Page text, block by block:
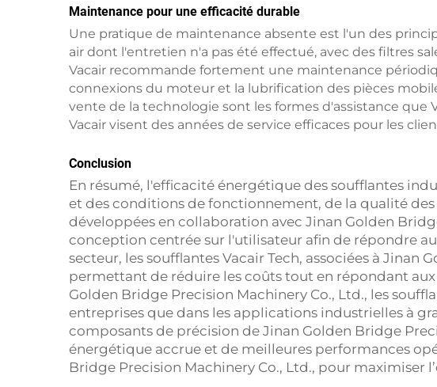
Maintenance pour une efficacité durable
Une pratique de maintenance absente est l'un des
air dont l'entretien n'a pas été effectué, avec des filtres
Vacair recommande fortement une maintenance
connexions du moteur et la lubrification des pièces
vente de la technologie sont les formes d'assistance que
Vacair visent des années de service efficaces pour les
Conclusion
En résumé, l'efficacité énergétique des soufflantes
et des conditions de fonctionnement, de la qualité
développées en collaboration avec Jinan Golden
conception centrée sur l'utilisateur afin de répondre
secteur, les soufflantes Vacair Tech, associées à
permettant de réduire les coûts tout en répondant
Golden Bridge Precision Machinery Co., Ltd., les
entreprises que dans les applications industrielles à
composants de précision de Jinan Golden Bridge
énergétique accrue et de meilleures performances
Bridge Precision Machinery Co., Ltd., pour maximiser